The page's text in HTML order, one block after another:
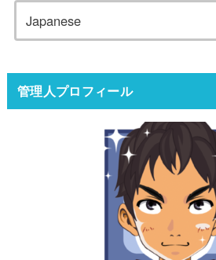
管理人プロフィール